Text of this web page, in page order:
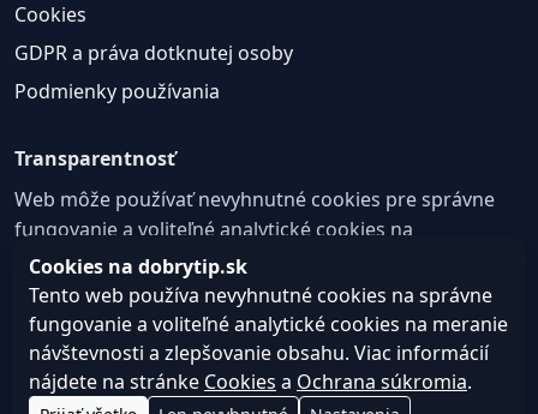
Cookies
GDPR a práva dotknutej osoby
Podmienky používania
Transparentnosť
Web môže používať nevyhnutné cookies pre správne
fungovanie a voliteľné analytické cookies na
zlepšovanie obsahu a používateľskej skúsenosti.
Nastavenie cookies
© 2026 dobrytip.sk
Cookies na dobrytip.sk
Tento web používa nevyhnutné cookies na správne
fungovanie a voliteľné analytické cookies na meranie
návštevnosti a zlepšovanie obsahu. Viac informácií
nájdete na stránke Cookies a Ochrana súkromia.